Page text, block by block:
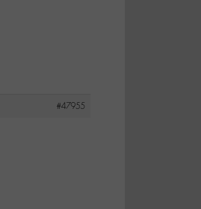
#47955